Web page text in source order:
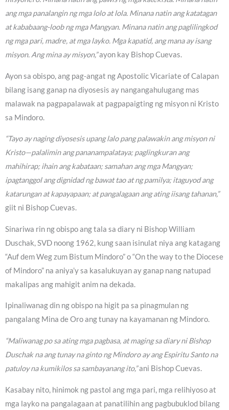
ang mga panalangin ng mga lolo at lola. Minana natin ang katatagan
at kababaang-loob ng mga Mangyan. Minana natin ang paglilingkod
ng mga pari, madre, at mga layko. Mga kapatid, ang mana ay isang
misyon. Ang mina ay misyon,”ayon kay Bishop Cuevas.
Ayon sa obispo, ang pag-angat ng Apostolic Vicariate of Calapan
bilang isang ganap na diyosesis ay nangangahulugang mas
malawak na pagpapalawak at pagpapaigting ng misyon ni Kristo
sa Mindoro.
“Tayo ay naging diyosesis upang lalo pang palawakin ang misyon ni
Kristo—palalimin ang pananampalataya; paglingkuran ang
mahihirap; ihain ang kabataan; samahan ang mga Mangyan;
ipagtanggol ang dignidad ng bawat tao at ng pamilya; itaguyod ang
katarungan at kapayapaan; at pangalagaan ang ating iisang tahanan,”
giit ni Bishop Cuevas.
Sinariwa rin ng obispo ang tala sa diary ni Bishop William
Duschak, SVD noong 1962, kung saan isinulat niya ang katagang
“Auf dem Weg zum Bistum Mindoro” o “On the way to the Diocese
of Mindoro” na aniya’y sa kasalukuyan ay ganap nang natupad
makalipas ang mahigit anim na dekada.
Ipinaliwanag din ng obispo na higit pa sa pinagmulan ng
pangalang Mina de Oro ang tunay na kayamanan ng Mindoro.
“Maliwanag po sa ating mga pagbasa, at maging sa diary ni Bishop
Duschak na ang tunay na ginto ng Mindoro ay ang Espiritu Santo na
patuloy na kumikilos sa sambayanang ito,”ani Bishop Cuevas.
Kasabay nito, hinimok ng pastol ang mga pari, mga relihiyoso at
mga layko na pangalagaan at panatilihin ang pagbubuklod bilang